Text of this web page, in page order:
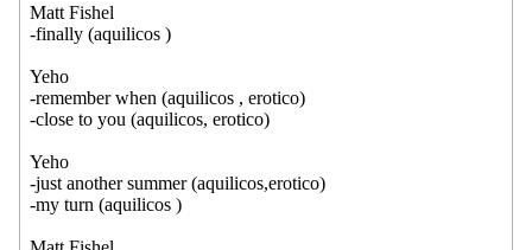
Matt Fishel
-finally (aquilicos )
Yeho
-remember when (aquilicos , erotico)
-close to you (aquilicos, erotico)
Yeho
-just another summer (aquilicos,erotico)
-my turn (aquilicos )